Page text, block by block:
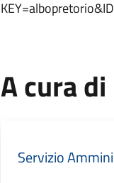
A cura di
Servizio